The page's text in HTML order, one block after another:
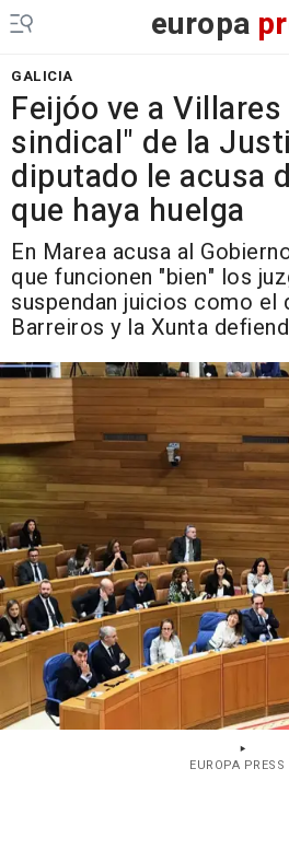
europa
GALICIA
Feijóo ve a
sindical" de la
diputado le acusa
que haya huelga
En Marea acusa al
que funcionen "bien" los
suspendan juicios como el
Barreiros y la Xunta
EUROPA PRESS